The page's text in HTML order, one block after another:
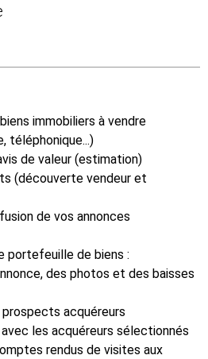
immobiliers à vendre
téléphonique...)
de valeur (estimation)
(découverte vendeur et
de vos annonces
portefeuille de biens :
des photos et des baisses
acquéreurs
les acquéreurs sélectionnés
rendus de visites aux